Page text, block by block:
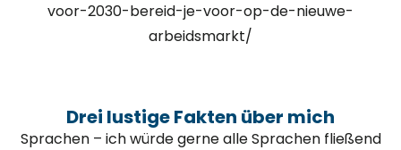
voor-2030-bereid-je-voor-op-de-nieuwe-
arbeidsmarkt/
Drei lustige Fakten über mich
Sprachen – ich würde gerne alle Sprachen fließend